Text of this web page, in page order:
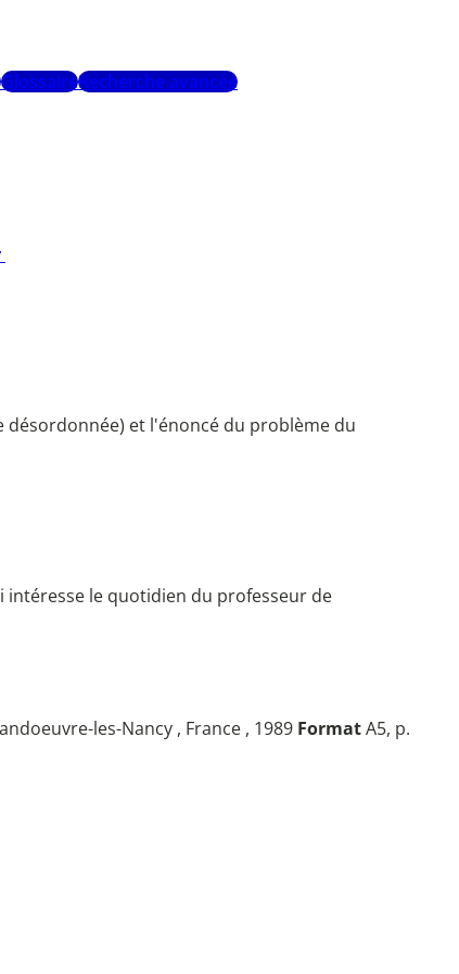
GlossaireRecherche avancée
et l'énoncé du problème du
intéresse le quotidien du professeur de
les-Nancy , France , 1989 FormatA5, p.